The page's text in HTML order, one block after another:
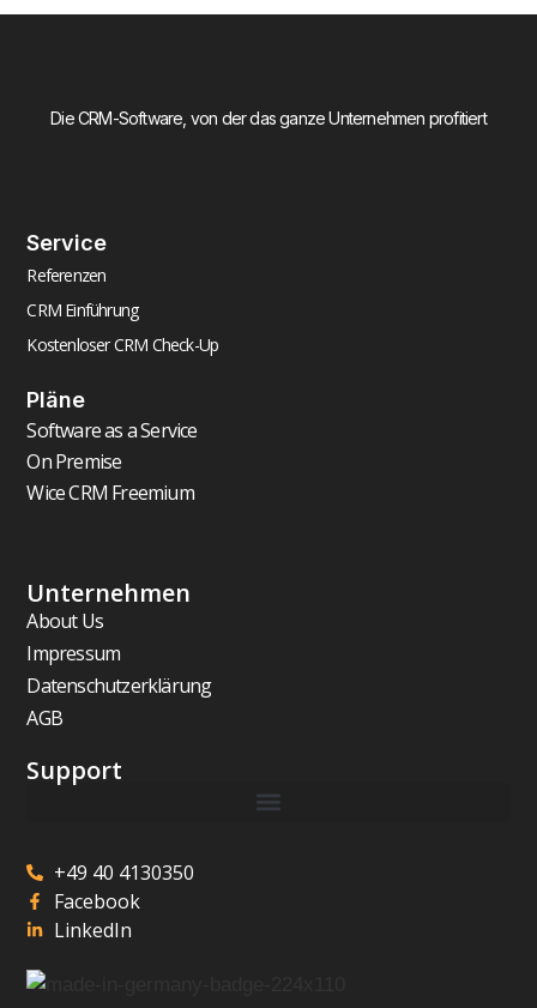
Die CRM-Software, von der das ganze Unternehmen profitiert
Service
Referenzen
CRM Einführung
Kostenloser CRM Check-Up
Pläne
Software as a Service
On Premise
Wice CRM Freemium
Unternehmen
About Us
Impressum
Datenschutzerklärung
AGB
Support
+49 40 4130350
Facebook
LinkedIn